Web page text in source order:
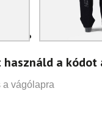
használd a
a vágólapra